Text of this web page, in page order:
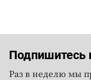
Подпишитесь
Раз в неделю мы